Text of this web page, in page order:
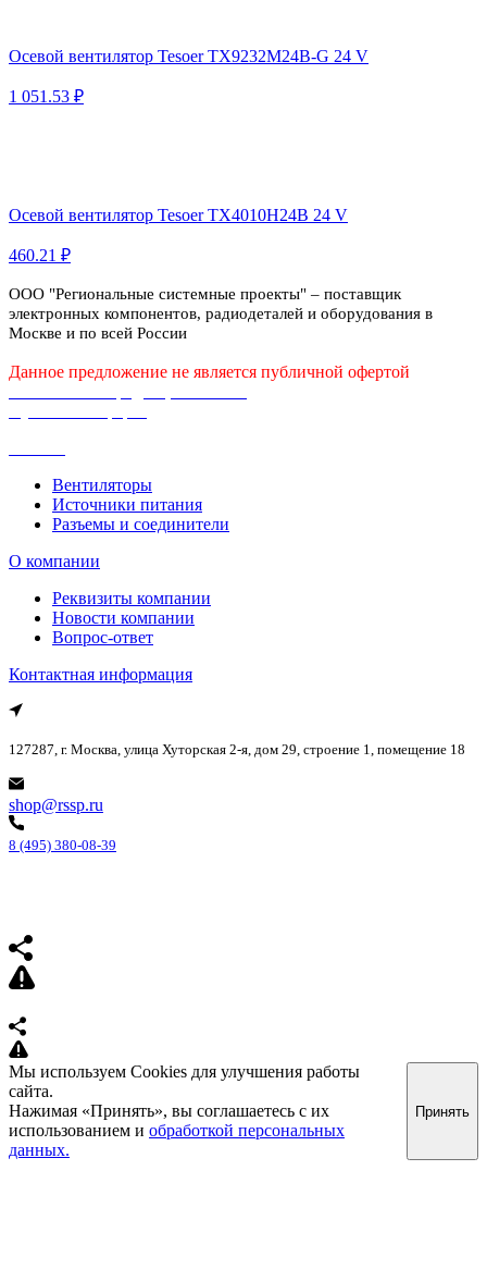
Осевой вентилятор Tesoer TX9232M24B-G 24 V
1 051.53 ₽
Осевой вентилятор Tesoer TX4010H24B 24 V
460.21 ₽
ООО "Региональные системные проекты" – поставщик
электронных компонентов, радиодеталей и оборудования в
Москве и по всей России
Данное предложение не является публичной офертой
Вентиляторы
Источники питания
Разъемы и соединители
О компании
Реквизиты компании
Новости компании
Вопрос-ответ
Контактная информация
127287, г. Москва, улица Хуторская 2-я, дом 29, строение 1, помещение 18
shop@rssp.ru
8 (495) 380-08-39
Мы используем Cookies для улучшения работы
сайта.
Нажимая «Принять», вы соглашаетесь с их
использованием и обработкой персональных
данных.
Принять